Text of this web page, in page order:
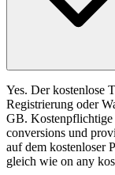
Yes. Der kostenlose
Registrierung oder
GB. Kostenpflichtige
conversions und
auf dem kostenloser
gleich wie on any